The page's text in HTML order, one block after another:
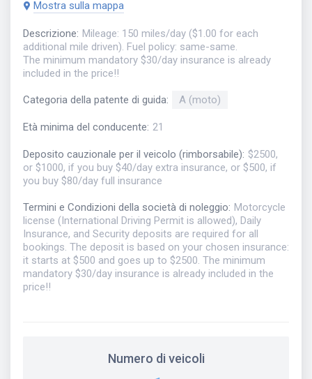
Mostra sulla mappa
Descrizione: Mileage: 150 miles/day ($1.00 for each
additional mile driven). Fuel policy: same-same.
The minimum mandatory $30/day insurance is already
included in the price!!
Categoria della patente di guida: A (moto)
Età minima del conducente: 21
Deposito cauzionale per il veicolo (rimborsabile): $2500,
or $1000, if you buy $40/day extra insurance, or $500, if
you buy $80/day full insurance
Termini e Condizioni della società di noleggio: Motorcycle
license (International Driving Permit is allowed), Daily
Insurance, and Security deposits are required for all
bookings. The deposit is based on your chosen insurance:
it starts at $500 and goes up to $2500. The minimum
mandatory $30/day insurance is already included in the
price!!
Numero di veicoli